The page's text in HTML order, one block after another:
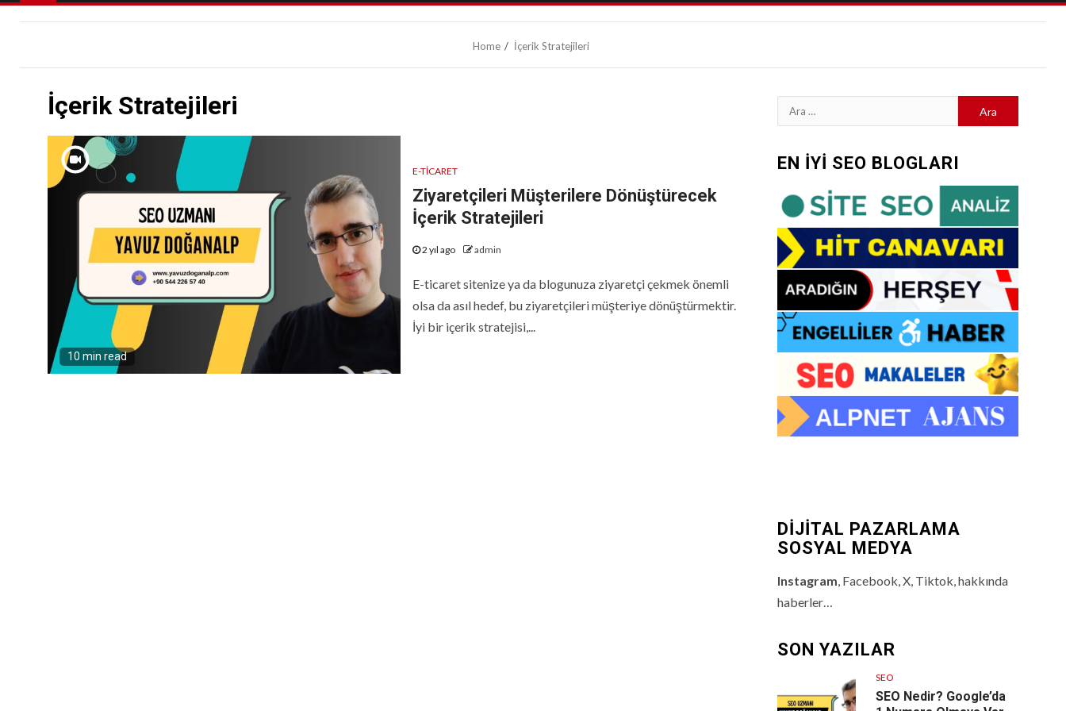
Home İçerik Stratejileri
İçerik Stratejileri
10 min read
E-TICARET
Ziyaretçileri Müşterilere Dönüştürecek
İçerik Stratejileri
2 yıl ago admin
E-ticaret sitenize ya da blogunuza ziyaretçi çekmek önemli
olsa da asıl hedef, bu ziyaretçileri müşteriye dönüştürmektir.
İyi bir içerik stratejisi,...
Arama:
EN İYİ SEO BLOGLARI
DİJİTAL PAZARLAMA
SOSYAL MEDYA
Instagram , Facebook, X, Tiktok, hakkında
haberler…
SON YAZILAR
SEO
SEO Nedir? Google’da